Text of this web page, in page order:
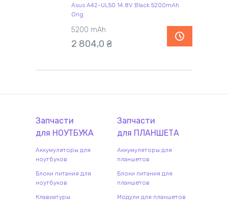
Asus A42-UL50 14.8V Black 5200mAh
Orig
5200 mAh
2 804,0 ₴
Запчасти
для НОУТБУКА
Аккумуляторы для
ноутбуков
Блоки питания для
ноутбуков
Клавиатуры
Запчасти
для ПЛАНШЕТА
Аккумуляторы для
планшетов
Блоки питания для
планшетов
Модули для планшетов